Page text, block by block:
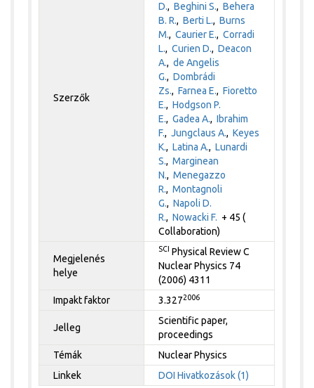
Szerzők
D.,Beghini S.,Behera
B. R.,Berti L.,Burns
M.,Caurier E.,Corradi
L.,Curien D.,Deacon
A.,de Angelis
G.,Dombrádi
Zs.,Farnea E.,Fioretto
E.,Hodgson P.
E.,Gadea A.,Ibrahim
F.,Jungclaus A.,Keyes
K.,Latina A.,Lunardi
S.,Marginean
N.,Menegazzo
R.,Montagnoli
G.,Napoli D.
R.,Nowacki F. + 45 (
Collaboration)
Megjelenés
helye
SCI Physical Review C
Nuclear Physics 74
(2006) 4311
Impakt faktor
3.3272006
Jelleg
Scientific paper,
proceedings
Témák
Nuclear Physics
Linkek
DOI Hivatkozások (1)